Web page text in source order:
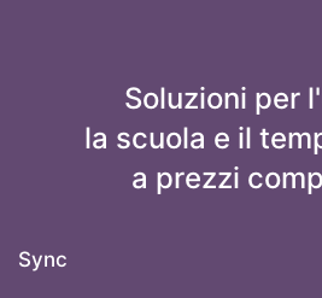
Soluzioni per
la scuola e il
a prezzi
Sync